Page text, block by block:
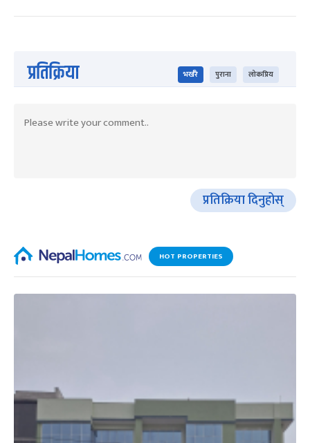
प्रतिक्रिया भर्खरै पुराना लोकप्रिय
प्रतिक्रिया दिनुहोस्
HOT PROPERTIES